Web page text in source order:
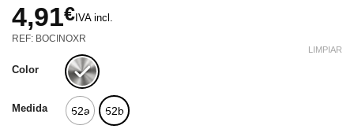
4,91€ IVA incl.
REF: BOCINOXR
Color
Medida 52a 52b
LIMPIAR